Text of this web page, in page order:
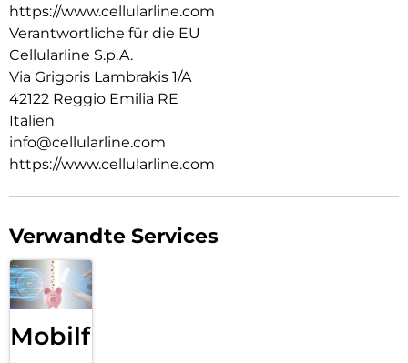
https://www.cellularline.com
Verantwortliche für die EU
Cellularline S.p.A.
Via Grigoris Lambrakis 1/A
42122 Reggio Emilia RE
Italien
info@cellularline.com
https://www.cellularline.com
Verwandte Services
Mobilfunk